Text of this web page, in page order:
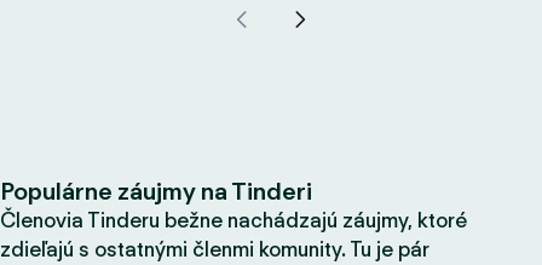
Populárne záujmy na Tinderi
Členovia Tinderu bežne nachádzajú záujmy, ktoré
zdieľajú s ostatnými členmi komunity. Tu je pár